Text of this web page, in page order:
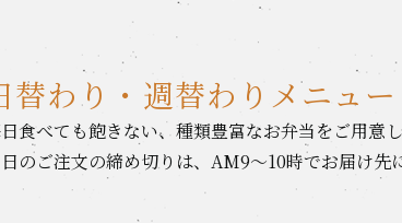
替わり・週替わりメニュー
食べても飽きない、種類豊富なお弁当をご用意し
のご注文の締め切りは、AM9〜10時でお届け先